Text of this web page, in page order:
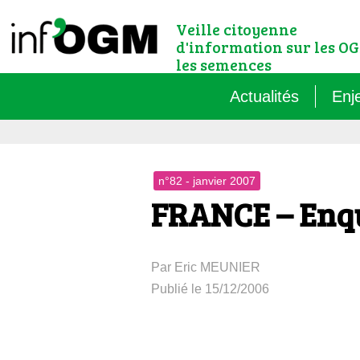
Veille citoyenne
d'information sur les
les semences
Actualités
Le
n°82 - janvier 2007
FRANCE –
Par Eric MEUNIER
Publié le 15/12/2006